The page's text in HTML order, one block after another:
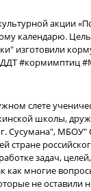
акции
календарю.
изготовили
#ДДТ #кормимптиц
слете
школы,
г. Сусумана",
задач,
многие
не